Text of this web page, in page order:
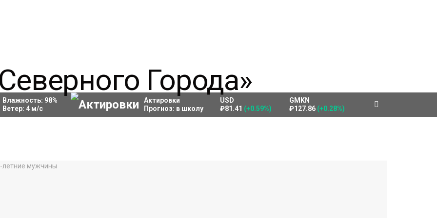
Влажность: 98%
Ветер: 4м/с
Актировки
Прогноз: в школу
USD
₽81.41 (+0.59%)
GMKN
₽127.86 (+0.28%)